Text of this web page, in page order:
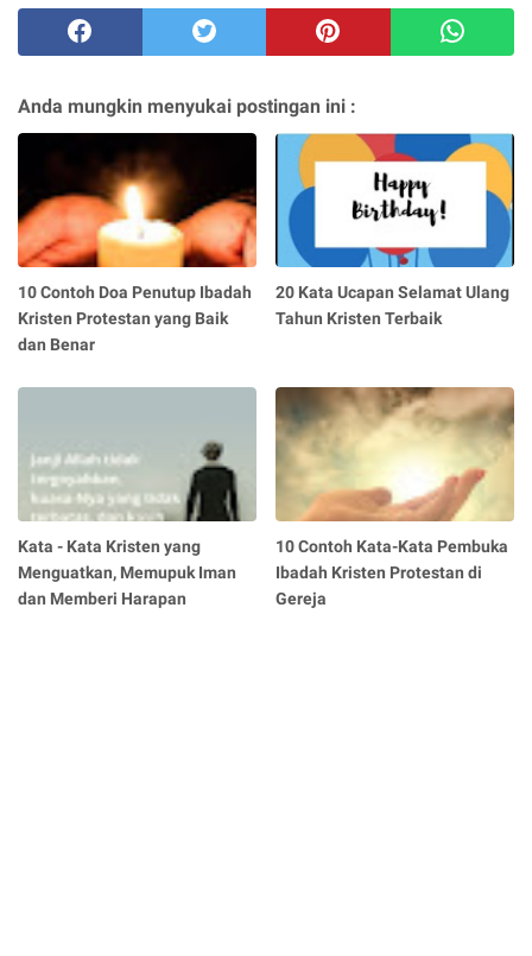
Anda mungkin menyukai postingan ini :
10 Contoh Doa Penutup Ibadah
Kristen Protestan yang Baik
dan Benar
20 Kata Ucapan Selamat Ulang
Tahun Kristen Terbaik
Kata - Kata Kristen yang
Menguatkan, Memupuk Iman
dan Memberi Harapan
10 Contoh Kata-Kata Pembuka
Ibadah Kristen Protestan di
Gereja